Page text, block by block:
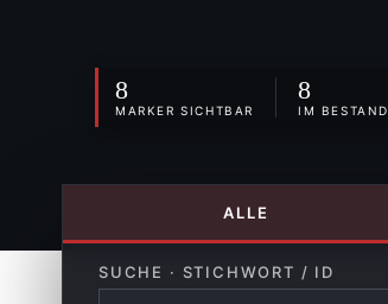
8
MARKER SICHTBAR
8
IM BESTAND
ALLE
SUCHE · STICHWORT / ID